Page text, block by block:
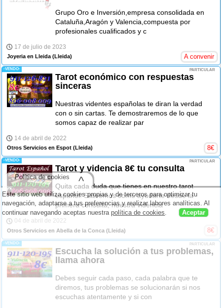
Grupo Oro e Inversión,empresa consolidada en
Cataluña,Aragón y Valencia,compuesta por
profesionales cualificados y c
17 de julio de 2023
Joyeria en Lleida (Lleida) A convenir
-VENDO- PARTICULAR
Tarot económico con respuestas
sinceras
Nuestras videntes españolas te diran la verdad
con o sin cartas. Te demostraremos de lo que
somos capaz de realizar par
14 de abril de 2022
Otros Servicios en Espot (Lleida) 8€
-VENDO- PARTICULAR
Tarot y videncia 8€ tu consulta
Quita cada duda que tienes en nuestro tarot
español. Sabremos como ayudarte desde la
primera consulta, nuestra videncia
04 de abril de 2022
Otros Servicios en Abella de la Conca (Lleida) 8€
-VENDO- PARTICULAR
Escucha la solución a tus problemas,
llama ahora
Debes seguir cada paso, cada palabra que te
diremos, tus problemas se solucionarán si nos
escuchas atentamente y si con
Este sitio web utiliza cookies propias y de terceros para optimizar tu
navegación, adaptarse a tus preferencias y realizar labores analíticas. Al
continuar navegando aceptas nuestrapolítica de cookies. Aceptar
Política de cookies ^